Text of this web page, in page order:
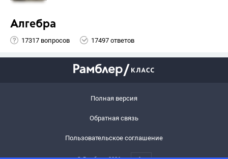
Алгебра
17317 вопросов 17497 ответов
Полная версия
Обратная связь
Пользовательское соглашение